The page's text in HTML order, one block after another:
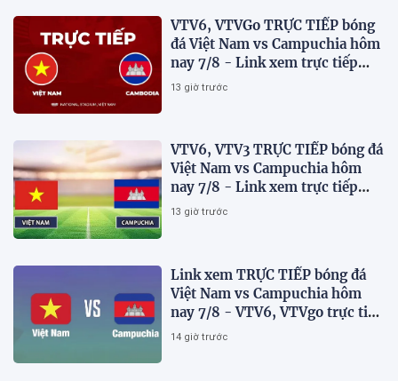
VTV6, VTVGo TRỰC TIẾP bóng
đá Việt Nam vs Campuchia hôm
nay 7/8 - Link xem trực tiếp
AFF Cup 2026 mới nhất
13 giờ trước
VTV6, VTV3 TRỰC TIẾP bóng đá
Việt Nam vs Campuchia hôm
nay 7/8 - Link xem trực tiếp
AFF Cup 2026 mới nhất
13 giờ trước
Link xem TRỰC TIẾP bóng đá
Việt Nam vs Campuchia hôm
nay 7/8 - VTV6, VTVgo trực tiếp
AFF Cup 2026
14 giờ trước